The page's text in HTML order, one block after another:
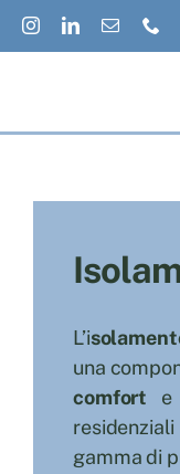
Salta
al
L’i
una
comfort e
gamma di